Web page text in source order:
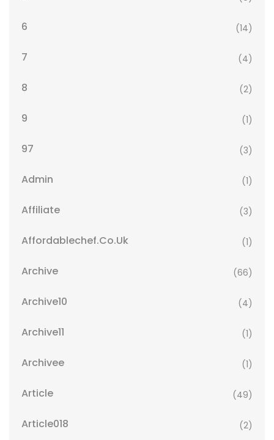
6 (14)
7 (4)
8 (2)
9 (1)
97 (3)
Admin (1)
Affiliate (3)
Affordablechef.co.uk (1)
Archive (66)
Archive10 (4)
Archive11 (1)
Archivee (1)
Article (49)
Article018 (2)